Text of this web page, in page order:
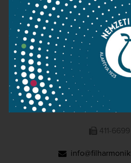
NATIONAL
1095 Budapest, Komor
411-6600
411-6699